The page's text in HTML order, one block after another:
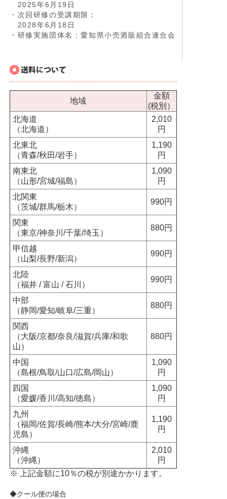
2025年6月19日
・次回研修の受講期限：
2028年6月18日
・研修実施団体名：愛知県小売酒販組合連合会
地域
金額
(税別）
北海道
（北海道）
2,010
円
北東北
（青森/秋田/岩手）
1,190
円
南東北
（山形/宮城/福島）
1,090
円
北関東
（茨城/群馬/栃木）
990円
関東
（東京/神奈川/千葉/埼玉）
880円
甲信越
（山梨/長野/新潟）
990円
北陸
（福井 / 富山 / 石川）
990円
中部
（静岡/愛知/岐阜/三重）
880円
関西
（大阪/京都/奈良/滋賀/兵庫/和歌
山）
880円
中国
（島根/鳥取/山口/広島/岡山）
1,090
円
四国
（愛媛/香川/高知/徳島）
1,090
円
九州
（福岡/佐賀/長崎/熊本/大分/宮崎/鹿
児島）
1,190
円
沖縄
（沖縄）
2,010
円
※ 上記金額に10％の税が別途かかります。
◆クール便の場合